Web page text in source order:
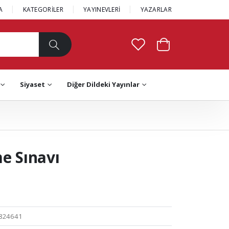
KATEGORİLER YAYINEVLERİ YAZARLAR
Siyaset Diğer Dildeki Yayınlar
Sınavı